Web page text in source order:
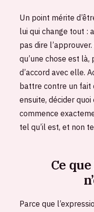
Un point mérite
lui qui change tout :
pas dire
qu’une chose est
d’accord avec elle.
battre contre un fait
ensuite, décider
commence
tel qu’il est, et non
Ce
Parce que